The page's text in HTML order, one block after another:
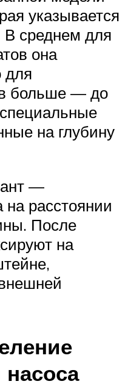
указывается
В среднем для
она
для
больше — до
на глубину
—
расстоянии
После
на